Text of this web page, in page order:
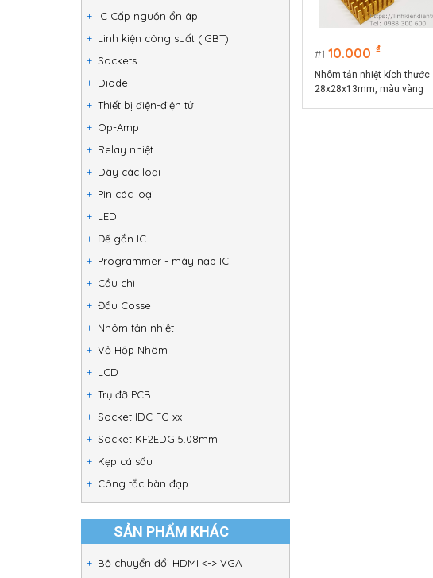
IC Cấp nguồn ổn áp
Linh kiện công suất (IGBT)
Sockets
Diode
Thiết bị điện-điện tử
Op-Amp
Relay nhiệt
Dây các loại
Pin các loại
LED
Đế gắn IC
Programmer - máy nạp IC
Cầu chì
Đầu Cosse
Nhôm tản nhiệt
Vỏ Hộp Nhôm
LCD
Trụ đỡ PCB
Socket IDC FC-xx
Socket KF2EDG 5.08mm
Kẹp cá sấu
Công tắc bàn đạp
SẢN PHẨM KHÁC
Bộ chuyển đổi HDMI <-> VGA
1 10.000 ₫
Nhôm tản nhiệt kích thước
28x28x13mm, màu vàng